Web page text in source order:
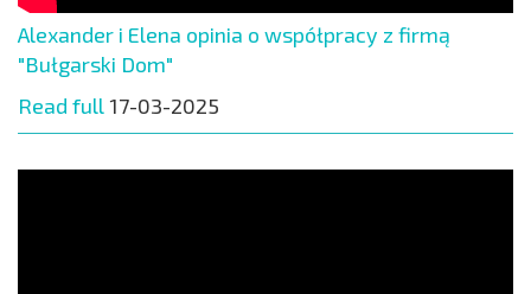
Alexander i Elena opinia o współpracy z firmą
"Bułgarski Dom"
Read full 17-03-2025